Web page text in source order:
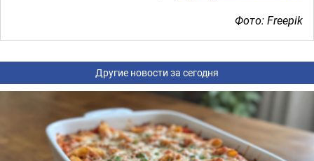
Фото: Freepik
Другие новости за сегодня